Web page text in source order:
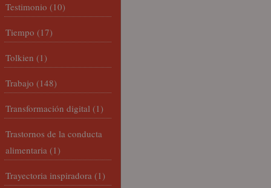
Testimonio (10)
Tiempo (17)
Tolkien (1)
Trabajo (148)
Transformación digital (1)
Trastornos de la conducta
alimentaria (1)
Trayectoria inspiradora (1)